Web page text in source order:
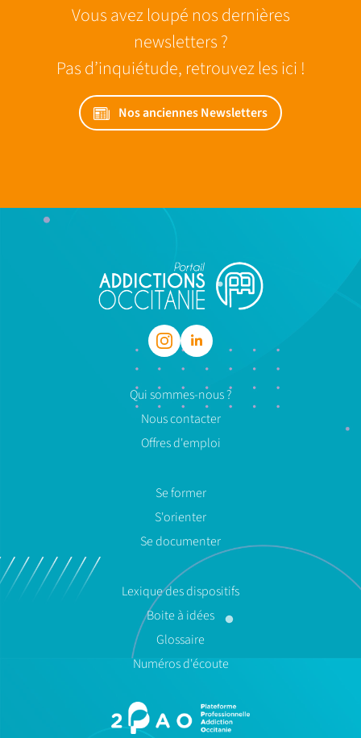
Vous avez loupé nos dernières
newsletters ?
Pas d’inquiétude, retrouvez les ici !
Nos anciennes Newsletters
Qui sommes-nous ?
Nous contacter
Offres d'emploi
Se former
S'orienter
Se documenter
Lexique des dispositifs
Boite à idées
Glossaire
Numéros d'écoute